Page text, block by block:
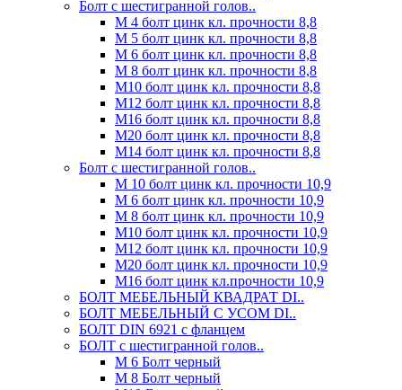
Болт с шестигранной голов..
М 4 болт цинк кл. прочности 8,8
М 5 болт цинк кл. прочности 8,8
М 6 болт цинк кл. прочности 8,8
М 8 болт цинк кл. прочности 8,8
М10 болт цинк кл. прочности 8,8
М12 болт цинк кл. прочности 8,8
М16 болт цинк кл. прочности 8,8
М20 болт цинк кл. прочности 8,8
М14 болт цинк кл. прочности 8,8
Болт с шестигранной голов..
М 10 болт цинк кл. прочности 10,9
М 6 болт цинк кл. прочности 10,9
М 8 болт цинк кл. прочности 10,9
М10 болт цинк кл. прочности 10,9
М12 болт цинк кл. прочности 10,9
М20 болт цинк кл. прочности 10,9
М16 болт цинк кл.прочности 10,9
БОЛТ МЕБЕЛЬНЫЙ КВАДРАТ DI..
БОЛТ МЕБЕЛЬНЫЙ С УСОМ DI..
БОЛТ DIN 6921 c фланцем
БОЛТ с шестигранной голов..
М 6 Болт черный
М 8 Болт черный